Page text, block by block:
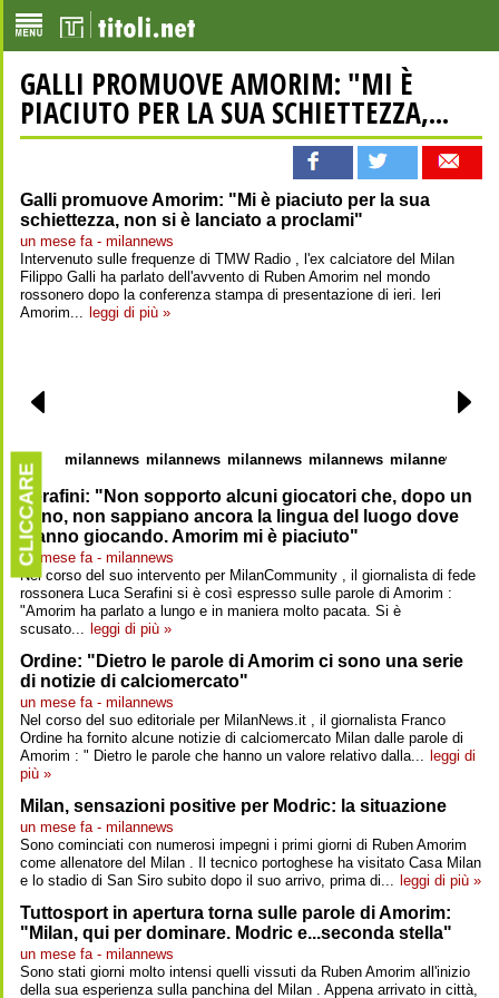
GALLI PROMUOVE AMORIM: "MI È
PIACIUTO PER LA SUA SCHIETTEZZA,...
Galli promuove Amorim: "Mi è piaciuto per la sua
schiettezza, non si è lanciato a proclami"
un mese fa - milannews
Intervenuto sulle frequenze di TMW Radio , l'ex calciatore del Milan
Filippo Galli ha parlato dell'avvento di Ruben Amorim nel mondo
rossonero dopo la conferenza stampa di presentazione di ieri. Ieri
Amorim... leggi di più »
milannews milannews milannews milannews milannews
Serafini: "Non sopporto alcuni giocatori che, dopo un
anno, non sappiano ancora la lingua del luogo dove
stanno giocando. Amorim mi è piaciuto"
un mese fa - milannews
Nel corso del suo intervento per MilanCommunity , il giornalista di fede
rossonera Luca Serafini si è così espresso sulle parole di Amorim :
"Amorim ha parlato a lungo e in maniera molto pacata. Si è
scusato... leggi di più »
Ordine: "Dietro le parole di Amorim ci sono una serie
di notizie di calciomercato"
un mese fa - milannews
Nel corso del suo editoriale per MilanNews.it , il giornalista Franco
Ordine ha fornito alcune notizie di calciomercato Milan dalle parole di
Amorim : " Dietro le parole che hanno un valore relativo dalla... leggi di
più »
Milan, sensazioni positive per Modric: la situazione
un mese fa - milannews
Sono cominciati con numerosi impegni i primi giorni di Ruben Amorim
come allenatore del Milan . Il tecnico portoghese ha visitato Casa Milan
e lo stadio di San Siro subito dopo il suo arrivo, prima di... leggi di più »
Tuttosport in apertura torna sulle parole di Amorim:
"Milan, qui per dominare. Modric e...seconda stella"
un mese fa - milannews
Sono stati giorni molto intensi quelli vissuti da Ruben Amorim all'inizio
della sua esperienza sulla panchina del Milan . Appena arrivato in città,
CLICCARE